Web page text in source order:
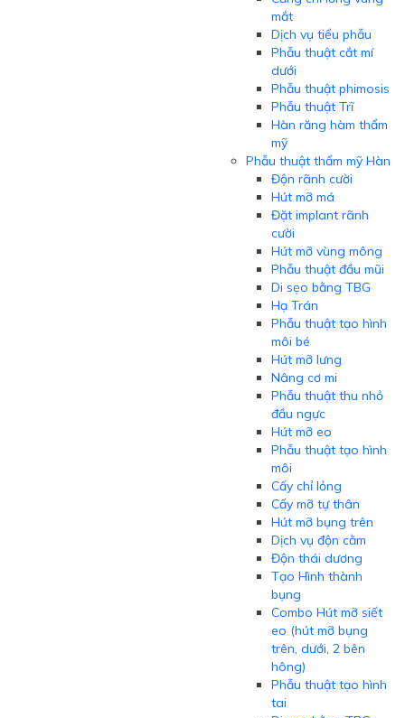
mắt
Dịch vụ tiểu phẫu
Phẫu thuật cắt mí
dưới
Phẫu thuật phimosis
Phẫu thuật Trĩ
Hàn răng hàm thẩm
mỹ
Phẫu thuật thẩm mỹ Hàn
Độn rãnh cười
Hút mỡ má
Đặt implant rãnh
cười
Hút mỡ vùng mông
Phẫu thuật đầu mũi
Di sẹo bằng TBG
Hạ Trán
Phẫu thuật tạo hình
môi bé
Hút mỡ lưng
Nâng cơ mi
Phẫu thuật thu nhỏ
đầu ngực
Hút mỡ eo
Phẫu thuật tạo hình
môi
Cấy chỉ lỏng
Cấy mỡ tự thân
Hút mỡ bụng trên
Dịch vụ độn cằm
Độn thái dương
Tạo Hình thành
bụng
Combo Hút mỡ siết
eo (hút mỡ bụng
trên, dưới, 2 bên
hông)
Phẫu thuật tạo hình
tai